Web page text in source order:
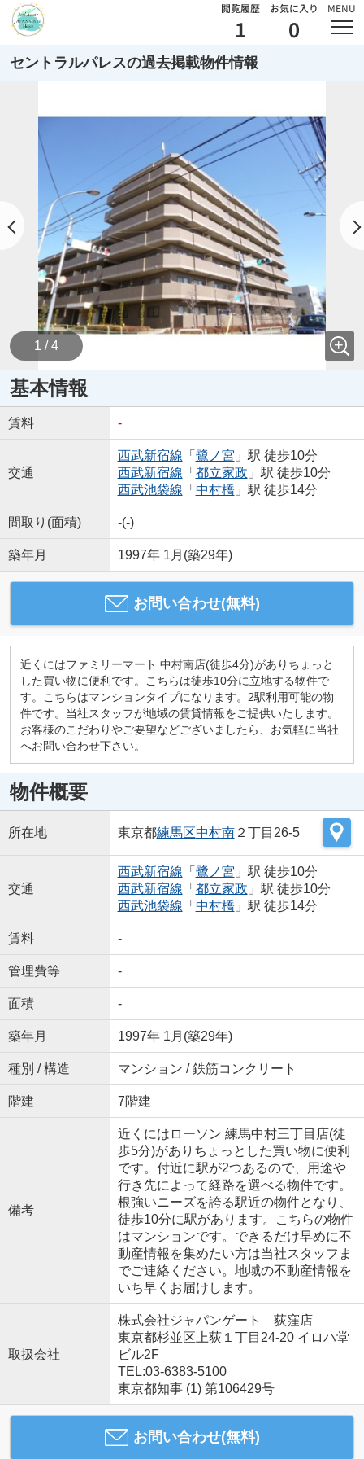
閲覧履歴
1
お気に入り
0
MENU
セントラルパレスの過去掲載物件情報
1 / 4
基本情報
賃料 -
交通
西武新宿線 「 鷺ノ宮 」駅 徒歩10分
西武新宿線 「 都立家政 」駅 徒歩10分
西武池袋線 「 中村橋 」駅 徒歩14分
間取り(面積) -(-)
築年月 1997年 1月(築29年)
お問い合わせ(無料)
近くにはファミリーマート 中村南店(徒歩4分)がありちょっと
した買い物に便利です。こちらは徒歩10分に立地する物件で
す。こちらはマンションタイプになります。2駅利用可能の物
件です。当社スタッフが地域の賃貸情報をご提供いたします。
お客様のこだわりやご要望などございましたら、お気軽に当社
へお問い合わせ下さい。
物件概要
所在地 東京都練馬区中村南２丁目26-5
交通
西武新宿線 「 鷺ノ宮 」駅 徒歩10分
西武新宿線 「 都立家政 」駅 徒歩10分
西武池袋線 「 中村橋 」駅 徒歩14分
賃料 -
管理費等 -
面積 -
築年月 1997年 1月(築29年)
種別 / 構造 マンション / 鉄筋コンクリート
階建 7階建
備考
近くにはローソン 練馬中村三丁目店(徒
歩5分)がありちょっとした買い物に便利
です。付近に駅が2つあるので、用途や
行き先によって経路を選べる物件です。
根強いニーズを誇る駅近の物件となり、
徒歩10分に駅があります。こちらの物件
はマンションです。できるだけ早めに不
動産情報を集めたい方は当社スタッフま
でご連絡ください。地域の不動産情報を
いち早くお届けします。
取扱会社
株式会社ジャパンゲート 荻窪店
東京都杉並区上荻１丁目24-20 イロハ堂
ビル2F
TEL:03-6383-5100
東京都知事 (1) 第106429号
お問い合わせ(無料)